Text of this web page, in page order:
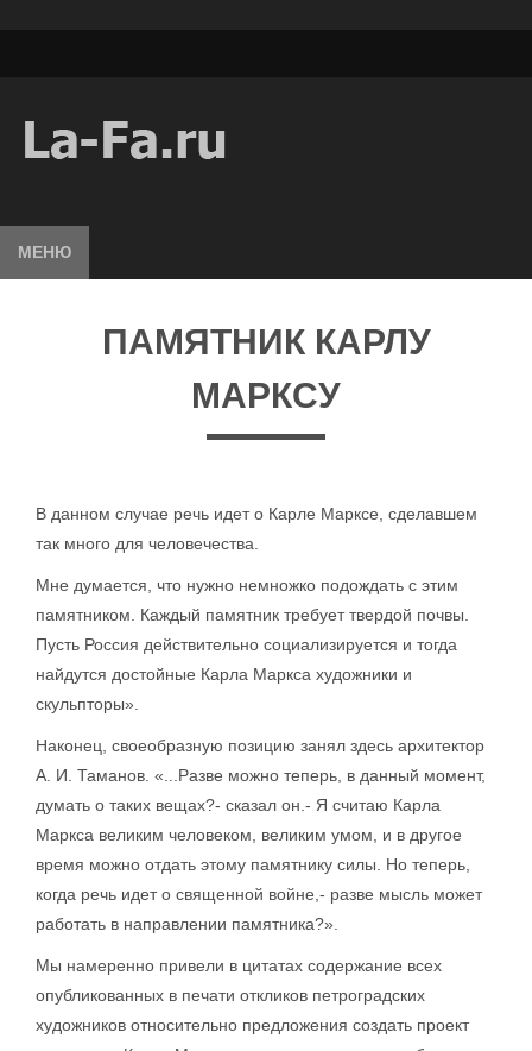
МЕНЮ
ПАМЯТНИК КАРЛУ
МАРКСУ
В данном случае речь идет о Карле Марксе, сделавшем
так много для человечества.
Мне думается, что нужно немножко подождать с этим
памятником. Каждый памятник требует твердой почвы.
Пусть Россия действительно социализируется и тогда
найдутся достойные Карла Маркса художники и
скульпторы».
Наконец, своеобразную позицию занял здесь архитектор
А. И. Таманов. «...Разве можно теперь, в данный момент,
думать о таких вещах?- сказал он.- Я считаю Карла
Маркса великим человеком, великим умом, и в другое
время можно отдать этому памятнику силы. Но теперь,
когда речь идет о священной войне,- разве мысль может
работать в направлении памятника?».
Мы намеренно привели в цитатах содержание всех
опубликованных в печати откликов петроградских
художников относительно предложения создать проект